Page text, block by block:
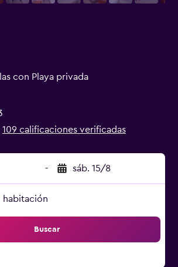
con Playa privada
109 calificaciones verificadas
- sáb. 15/8
habitación
Buscar